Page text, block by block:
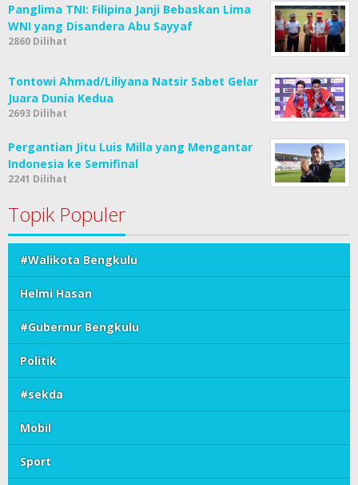
Panglima TNI: Filipina Janji Bebaskan Lima
WNI yang Disandera Abu Sayyaf
2860 Dilihat
Tontowi Ahmad/Liliyana Natsir Sabet Gelar
Juara Dunia Kedua
2693 Dilihat
Pergantian Jitu Luis Milla yang Mengantar
Indonesia ke Semifinal
2241 Dilihat
Topik Populer
#Walikota Bengkulu
Helmi Hasan
#Gubernur Bengkulu
Politik
#sekda
Mobil
Sport